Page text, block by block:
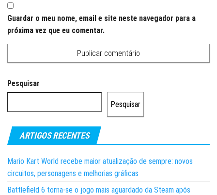
Guardar o meu nome, email e site neste navegador para a
próxima vez que eu comentar.
Pesquisar
Pesquisar
ARTIGOS RECENTES
Mario Kart World recebe maior atualização de sempre: novos
circuitos, personagens e melhorias gráficas
Battlefield 6 torna-se o jogo mais aguardado da Steam após